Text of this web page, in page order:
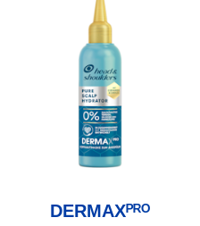
DERMAXᴾᴿᴼ